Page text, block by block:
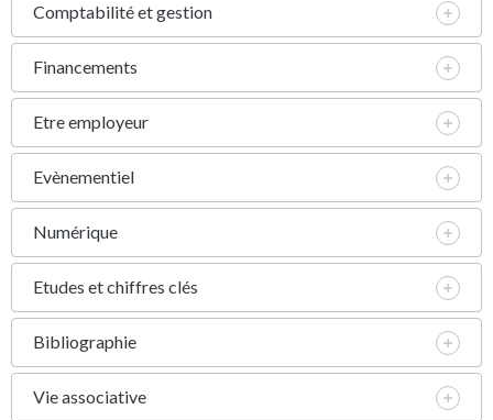
Comptabilité et gestion
Financements
Etre employeur
Evènementiel
Numérique
Etudes et chiffres clés
Bibliographie
Vie associative